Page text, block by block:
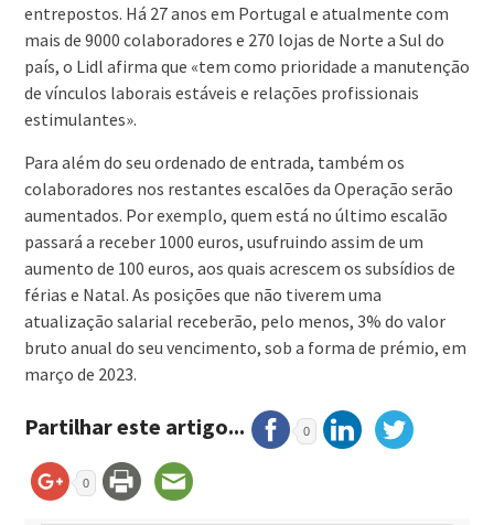
entrepostos. Há 27 anos em Portugal e atualmente com
mais de 9000 colaboradores e 270 lojas de Norte a Sul do
país, o Lidl afirma que «tem como prioridade a manutenção
de vínculos laborais estáveis e relações profissionais
estimulantes».
Para além do seu ordenado de entrada, também os
colaboradores nos restantes escalões da Operação serão
aumentados. Por exemplo, quem está no último escalão
passará a receber 1000 euros, usufruindo assim de um
aumento de 100 euros, aos quais acrescem os subsídios de
férias e Natal. As posições que não tiverem uma
atualização salarial receberão, pelo menos, 3% do valor
bruto anual do seu vencimento, sob a forma de prémio, em
março de 2023.
Partilhar este artigo... 0
0